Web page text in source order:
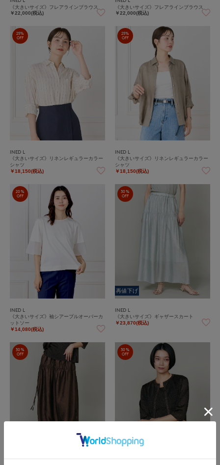
《大きいサイズ》フレアラインブラウス
￥22,000(税込)
《大きいサイズ》フレアラインブラウス
￥22,000(税込)
25%
OFF
INED L
《大きいサイズ》リネンレギュラーカラー
シャツ
￥18,150(税込)
25%
OFF
INED L
《大きいサイズ》リネンレギュラーカラー
シャツ
￥18,150(税込)
20%
OFF
INED L
《大きいサイズ》袖シアープルオーバーカ
ットソー
￥14,080(税込)
30%
OFF
再値下げ
INED L
《大きいサイズ》ギャザースカート
￥23,870(税込)
30%
OFF
30%
OFF